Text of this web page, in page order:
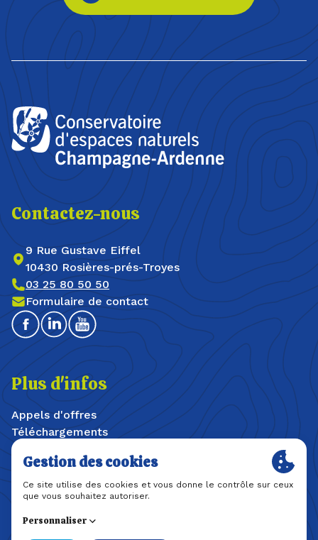
Contactez-nous
9 Rue Gustave Eiffel
10430 Rosières-prés-Troyes
03 25 80 50 50
Formulaire de contact
FacebookLinkedinYoutube
Plus d'infos
Appels d'offres
Téléchargements
Offres d'emploi / stages
Plan du site
Mentions légales